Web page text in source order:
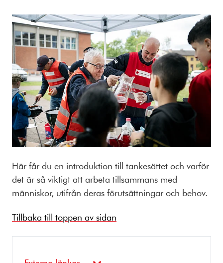
Här får du en introduktion till tankesättet och varför
det är så viktigt att arbeta tillsammans med
människor, utifrån deras förutsättningar och behov.
Tillbaka till toppen av sidan